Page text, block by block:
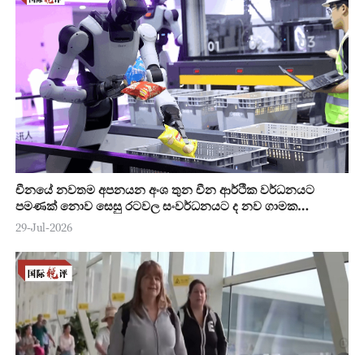
චීනයේ නවතම අපනයන අංශ තුන චීන ආර්ථික වර්ධනයට
පමණක් නොව සෙසු රටවල සංවර්ධනයට ද නව ගාමක
ශක්තියක්
29-Jul-2026